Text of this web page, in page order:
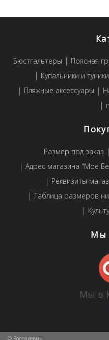
Бюстгальтеры Поясная
Купальники и
Пляжные аксессуары
Размер под заказ
Адрес магазина "Мое
Реквизиты
Таблица размеров
Мы
Мы в